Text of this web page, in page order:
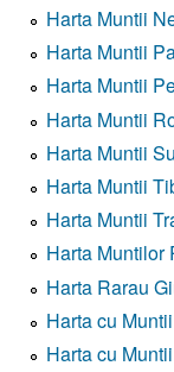
Harta Muntii
Harta Muntii
Harta Muntii
Harta Muntii
Harta Muntii
Harta Muntii
Harta Muntii
Harta Muntilor
Harta Rarau
Harta cu
Harta cu